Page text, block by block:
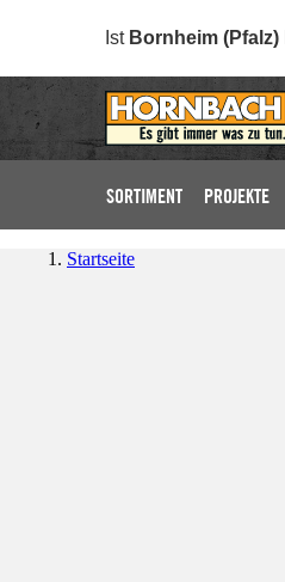
Ist Bornheim (Pfalz)
SORTIMENT PROJEKTE
Startseite